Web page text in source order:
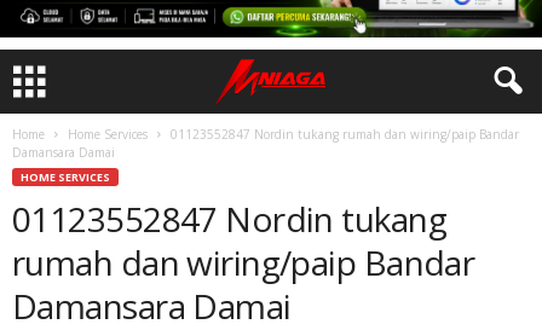
Home Home Services
01123552847 Nordin tukang rumah dan wiring/paip Bandar
Damansara Damai
HOME SERVICES
01123552847 Nordin tukang
rumah dan wiring/paip Bandar
Damansara Damai